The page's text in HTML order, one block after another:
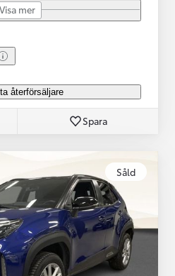
Visa mer
återförsäljare
Spara
Såld